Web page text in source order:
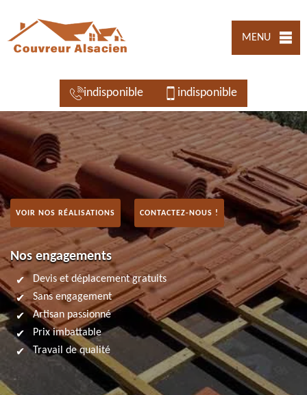
MENU
indisponible indisponible
VOIR NOS RÉALISATIONS CONTACTEZ-NOUS !
Nos engagements
Devis et déplacement gratuits
Sans engagement
Artisan passionné
Prix imbattable
Travail de qualité